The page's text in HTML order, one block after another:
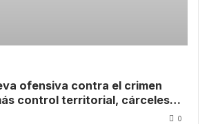
ofensiva contra el crimen
control territorial, cárceles
decomiso de bienes
0